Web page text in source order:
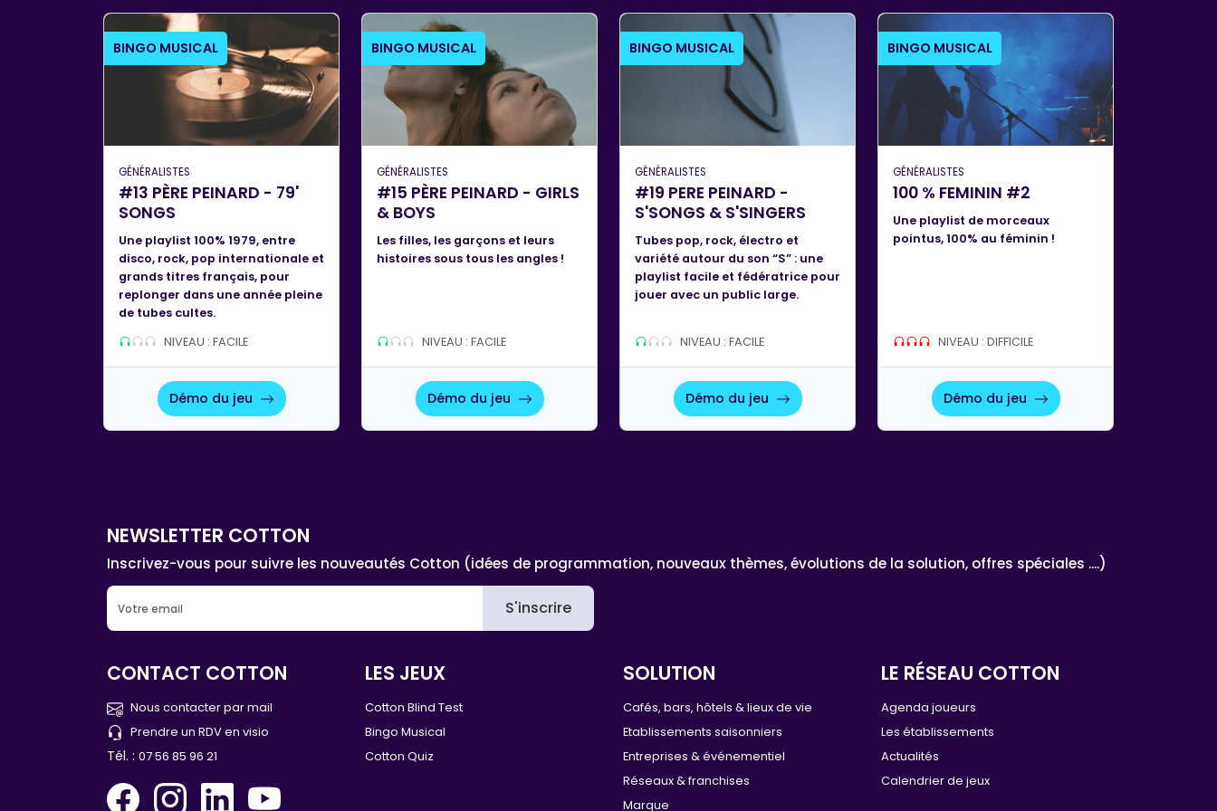
BINGO MUSICAL
GÉNÉRALISTES
#13 PÈRE PEINARD - 79'
SONGS
Une playlist 100% 1979, entre
disco, rock, pop internationale et
grands titres français, pour
replonger dans une année pleine
de tubes cultes.
NIVEAU : FACILE
Démo du jeu
BINGO MUSICAL
GÉNÉRALISTES
#15 PÈRE PEINARD - GIRLS
& BOYS
Les filles, les garçons et leurs
histoires sous tous les angles !
NIVEAU : FACILE
Démo du jeu
BINGO MUSICAL
GÉNÉRALISTES
#19 PERE PEINARD -
S'SONGS & S'SINGERS
Tubes pop, rock, électro et
variété autour du son “S” : une
playlist facile et fédératrice pour
jouer avec un public large.
NIVEAU : FACILE
Démo du jeu
BINGO MUSICAL
GÉNÉRALISTES
100 % FEMININ #2
Une playlist de morceaux
pointus, 100% au féminin !
NIVEAU : DIFFICILE
Démo du jeu
NEWSLETTER COTTON
Inscrivez-vous pour suivre les nouveautés Cotton (idées de programmation, nouveaux thèmes, évolutions de la solution, offres spéciales ....)
S'inscrire
CONTACT COTTON
Nous contacter par mail
Prendre un RDV en visio
Tél. : 07 56 85 96 21
LES JEUX
Cotton Blind Test
Bingo Musical
Cotton Quiz
SOLUTION
Cafés, bars, hôtels & lieux de vie
Etablissements saisonniers
Entreprises & événementiel
Réseaux & franchises
Marque
LE RÉSEAU COTTON
Agenda joueurs
Les établissements
Actualités
Calendrier de jeux